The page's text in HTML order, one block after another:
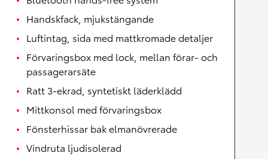
Handskfack, mjukstängande
Luftintag, sida med mattkromade detaljer
Förvaringsbox med lock, mellan förar- och
passagerarsäte
Ratt 3-ekrad, syntetiskt läderklädd
Mittkonsol med förvaringsbox
Fönsterhissar bak elmanövrerade
Vindruta ljudisolerad